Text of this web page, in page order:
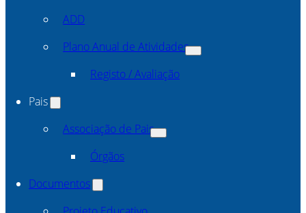
ADD
Plano Anual de Atividades
Registo / Avaliação
Pais
Associação de Pais
Órgãos
Documentos